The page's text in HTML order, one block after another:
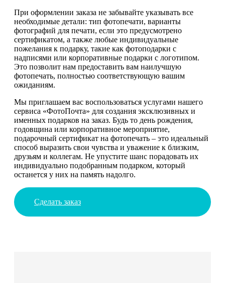
При оформлении заказа не забывайте указывать все
необходимые детали: тип фотопечати, варианты
фотографий для печати, если это предусмотрено
сертификатом, а также любые индивидуальные
пожелания к подарку, такие как фотоподарки с
надписями или корпоративные подарки с логотипом.
Это позволит нам предоставить вам наилучшую
фотопечать, полностью соответствующую вашим
ожиданиям.
Мы приглашаем вас воспользоваться услугами нашего
сервиса «ФотоПочта» для создания эксклюзивных и
именных подарков на заказ. Будь то день рождения,
годовщина или корпоративное мероприятие,
подарочный сертификат на фотопечать – это идеальный
способ выразить свои чувства и уважение к близким,
друзьям и коллегам. Не упустите шанс порадовать их
индивидуально подобранным подарком, который
останется у них на память надолго.
Сделать заказ